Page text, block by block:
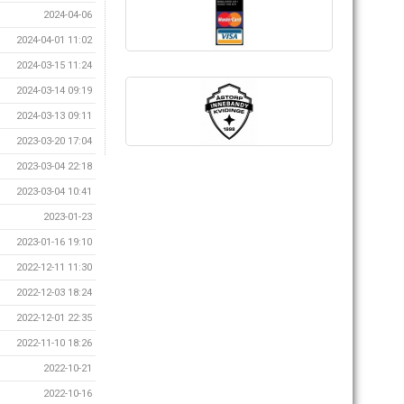
2024-04-06
2024-04-01 11:02
2024-03-15 11:24
2024-03-14 09:19
2024-03-13 09:11
2023-03-20 17:04
2023-03-04 22:18
2023-03-04 10:41
2023-01-23
2023-01-16 19:10
2022-12-11 11:30
2022-12-03 18:24
2022-12-01 22:35
2022-11-10 18:26
2022-10-21
2022-10-16